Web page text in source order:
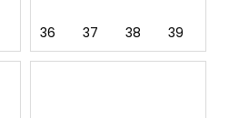
42
36 37 38 39